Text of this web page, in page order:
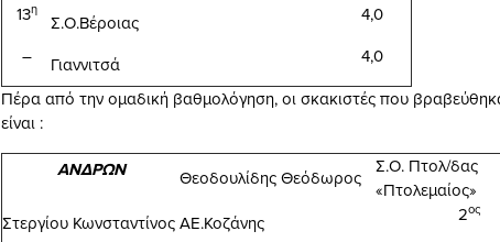
13η
Σ.Ο.Βέροιας
4,0
–
Γιαννιτσά
4,0
Πέρα από την ομαδική βαθμολόγηση, οι σκακιστές που
είναι :
ΑΝΔΡΩΝ Θεοδουλίδης Θεόδωρος
Σ.Ο. Πτολ/δας
«Πτολεμαίος»
Στεργίου ΚωνσταντίνοςΑΕ.Κοζάνης 2ος